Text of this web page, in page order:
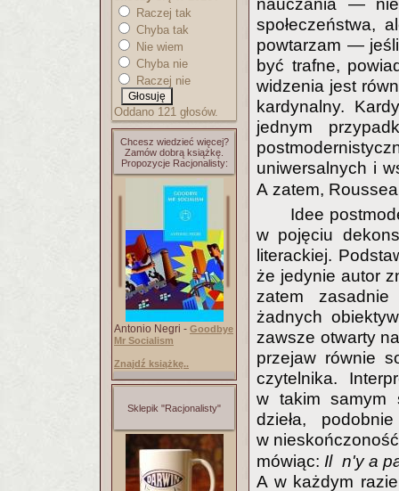
Raczej tak
Chyba tak
Nie wiem
Chyba nie
Raczej nie
Oddano 121 głosów.
Chcesz wiedzieć więcej?
Zamów dobrą książkę.
Propozycje Racjonalisty:
Antonio Negri - Goodbye
Mr Socialism
Znajdź książkę..
Sklepik "Racjonalisty"
nauczania —
społeczeństwa,
powtarzam —
być trafne,
widzenia jest
kardynalny.
jednym
uniwersalnych i
A zatem,
Idee
w pojęciu
literackiej.
że jedynie autor
zatem
żadnych
zawsze otwarty
przejaw równie
czytelnika.
w takim samym
dzieła,
w
mówiąc: Il n'y a
A w każdym